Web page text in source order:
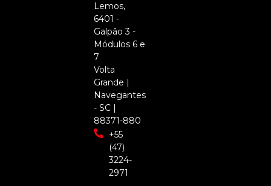
Lemos,
6401 -
Galpão 3 -
Módulos 6 e
7
Volta
Grande |
Navegantes
- SC |
88371-880
+55
(47)
3224-
2971